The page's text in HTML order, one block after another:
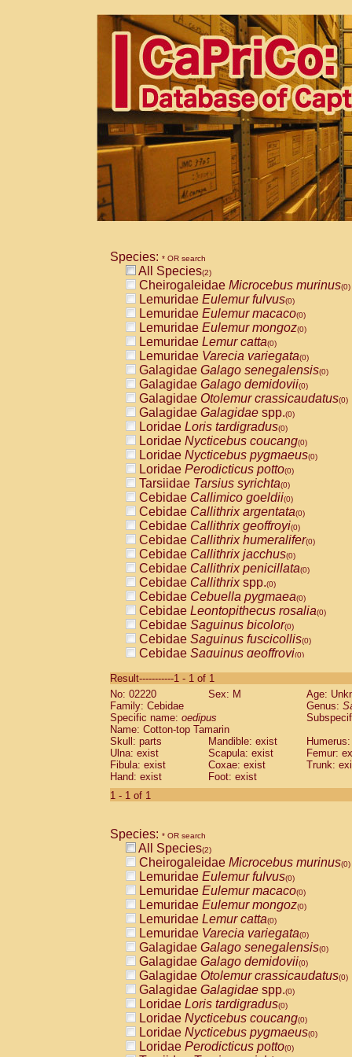
Species: * OR search
All Species(2)
Cheirogaleidae Microcebus murinus(0)
Lemuridae Eulemur fulvus(0)
Lemuridae Eulemur macaco(0)
Lemuridae Eulemur mongoz(0)
Lemuridae Lemur catta(0)
Lemuridae Varecia variegata(0)
Galagidae Galago senegalensis(0)
Galagidae Galago demidovii(0)
Galagidae Otolemur crassicaudatus(0)
Galagidae Galagidae spp.(0)
Loridae Loris tardigradus(0)
Loridae Nycticebus coucang(0)
Loridae Nycticebus pygmaeus(0)
Loridae Perodicticus potto(0)
Tarsiidae Tarsius syrichta(0)
Cebidae Callimico goeldii(0)
Cebidae Callithrix argentata(0)
Cebidae Callithrix geoffroyi(0)
Cebidae Callithrix humeralifer(0)
Cebidae Callithrix jacchus(0)
Cebidae Callithrix penicillata(0)
Cebidae Callithrixspp.(0)
Cebidae Cebuella pygmaea(0)
Cebidae Leontopithecus rosalia(0)
Cebidae Saguinus bicolor(0)
Cebidae Saguinus fuscicollis(0)
Cebidae Saguinus geoffroyi(0)
CebidaeSaguinus labiatus(0)
Cebidae Saguinus leucopus (0)
Cebidae
CebidaeSaguinus mystax
Cebidae Saguinus nigricollis (1)
Cebidae Saguinus oedipus
Cebidae Saguinus weddelli
Cebidae Saguinusspp.
Cebidae
CebidaeCebus capucinus
CebidaeCebus nigrivittatus
CebidaeCebus spp.(0)
CebidaeSaimiri boliviensis(0)
CebidaeSaimiri sciureus(0)
AtelidaeAlouatta caraya(0)
AtelidaeAlouatta fusca(0)
AtelidaeAlouatta seniculus(0)
AtelidaeAlouattaspp.(0)
AtelidaeAteles belzebuth(0)
AtelidaeAteles geoffroyi(0)
AtelidaeAteles paniscus(0)
AtelidaeAtelesspp.(0)
AtelidaeLagothrix lagothricha(0)
AtelidaeLagothrix lagothricha cana
PitheciidaeCacajao calvus
Result-----------1 - 1 of 1
No: 02220
Sex: M
Age:
Family: Cebidae
Genus:
Specific name: oedipus
Name: Cotton-top Tamarin
Skull: parts
Mandible: exist
Ulna: exist
Scapula: exist
Femur:
Fibula: exist
Coxae: exist
Trunk:
Hand: exist
Foot: exist
1 - 1 of 1
Species: * OR search
All Species(2)
Cheirogaleidae Microcebus murinus(0)
Lemuridae Eulemur fulvus(0)
Lemuridae Eulemur macaco(0)
Lemuridae Eulemur mongoz(0)
Lemuridae Lemur catta(0)
Lemuridae Varecia variegata(0)
Galagidae Galago senegalensis(0)
Galagidae Galago demidovii(0)
Galagidae Otolemur crassicaudatus(0)
Galagidae Galagidae spp.(0)
Loridae Loris tardigradus(0)
Loridae Nycticebus coucang(0)
Loridae Nycticebus pygmaeus(0)
Loridae Perodicticus potto(0)